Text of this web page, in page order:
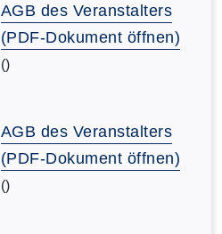
AGB des Veranstalters
(PDF-Dokument öffnen)
()
AGB des Veranstalters
(PDF-Dokument öffnen)
()